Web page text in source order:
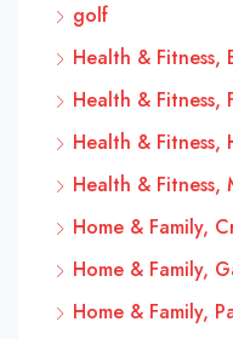
golf
Health & Fitness,
Health & Fitness,
Health & Fitness,
Health & Fitness,
Home & Family,
Home & Family,
Home & Family,